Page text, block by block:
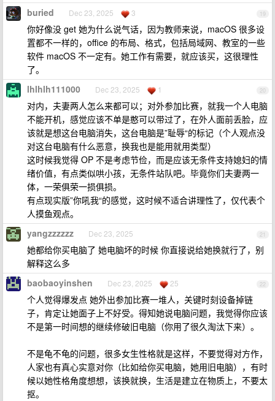
19
buried Dec 23, 2025 3
你好像没 get 她为什么说气话，因为教师来说，macOS 很多设
置都不一样的，office 的布局、格式，包括局域网、教室的一些
软件 macOS 不一定有。她工作有需要，就应该买，这很理性
了。
20
lhlhlh111000 Dec 23, 2025 1
对内，夫妻两人怎么来都可以；对外参加比赛，就我一个人电脑
不能开机，感觉应该不单是憨可以带过了，在外人面前丢脸，应
该就是想这台电脑消失，这台电脑是”耻辱“的标记（个人观点没
对这台电脑有什么恶意，换我也是能用就用类型）
这时候我觉得 OP 不是考虑节俭，而是应该无条件支持媳妇的情
绪价值，有点类似哄小孩，无条件站队吧。毕竟你们夫妻两一
体，一荣俱荣一损俱损。
有点现实版”你吼我“的感觉，这时候不适合讲理性了，仅代表个
人摸鱼观点。
21
yangzzzzzz Dec 23, 2025
她都给你买电脑了 她电脑坏的时候 你直接说给她换就行了，别
解释这么多
22
baobaoyinshen Dec 23, 2025 25
个人觉得爆发点 她外出参加比赛一堆人，关键时刻设备掉链
子，肯定让她面子上不好受。得知她说电脑问题，我觉得你应该
不是第一时间想的继续修破旧电脑（你用了很久淘汰下来）。
不是龟不龟的问题，很多女生性格就是这样，不要觉得对方作，
人家也有真心实意对你（比如给你买电脑，她用旧电脑），有时
候以她性格角度想想，该换就换，生活是建立在物质上，不要太
抠。